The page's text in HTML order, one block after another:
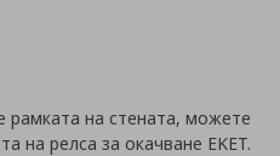
на стената, можете
на релса за окачване EKET.